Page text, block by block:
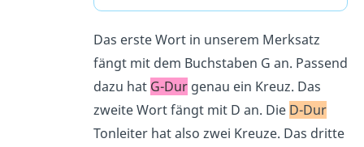
Das erste Wort in unserem Merksatz
fängt mit dem Buchstaben G an. Passend
dazu hat G-Dur genau ein Kreuz. Das
zweite Wort fängt mit D an. Die D-Dur
Tonleiter hat also zwei Kreuze. Das dritte